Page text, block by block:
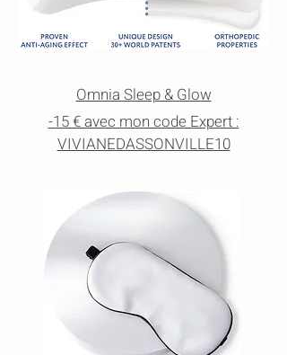
Omnia Sleep & Glow
-15 € avec mon code Expert :
VIVIANEDASSONVILLE10